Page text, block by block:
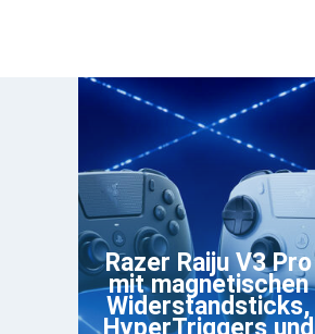
Razer Raiju V3 Pro
mit magnetischen
Widerstandsticks,